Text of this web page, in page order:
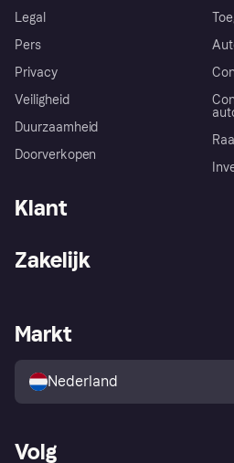
Legal
Pers
Privacy
Veiligheid
Duurzaamheid
Doorverkopen
Klant
Winkeloverzicht
Kopersbescherming voor
consumenten
Zakelijk
Zakelijke login
Markt
Nederland
Volg